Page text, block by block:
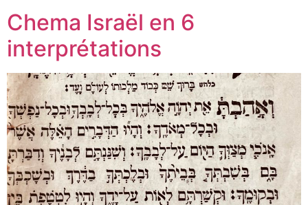
Chema Israël en 6
interprétations